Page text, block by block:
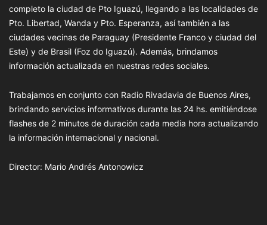
completo la ciudad de Pto Iguazú, llegando a las localidades de
Pto. Libertad, Wanda y Pto. Esperanza, así también a las
ciudades vecinas de Paraguay (Presidente Franco y ciudad del
Este) y de Brasil (Foz do Iguazú). Además, brindamos
información actualizada en nuestras redes sociales.
Trabajamos en conjunto con Radio Rivadavia de Buenos Aires,
brindando servicios informativos durante las 24 hs. emitiéndose
flashes de 2 minutos de duración cada media hora actualizando
la información internacional y nacional.
Director: Mario Andrés Antonowicz